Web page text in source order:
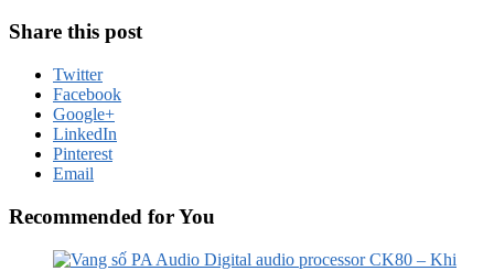
Share this post
Twitter
Facebook
Google+
LinkedIn
Pinterest
Email
Recommended for You